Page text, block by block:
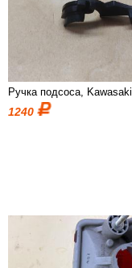
Ручка подсоса, Kawasaki
1240